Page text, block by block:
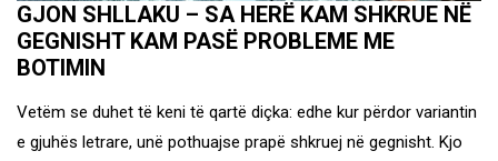
GJON SHLLAKU – SA HERË KAM SHKRUE NË
GEGNISHT KAM PASË PROBLEME ME
BOTIMIN
Vetëm se duhet të keni të qartë diçka: edhe kur përdor variantin
e gjuhës letrare, unë pothuajse prapë shkruej në gegnisht. Kjo